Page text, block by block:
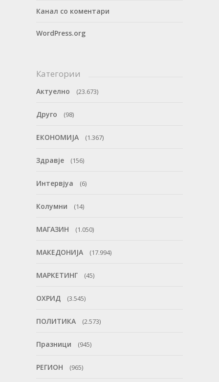
Канал со коментари
WordPress.org
Категории
Актуелно (23.673)
Друго (98)
ЕКОНОМИЈА (1.367)
Здравје (156)
Интервјуа (6)
Колумни (14)
МАГАЗИН (1.050)
МАКЕДОНИЈА (17.994)
МАРКЕТИНГ (45)
ОХРИД (3.545)
ПОЛИТИКА (2.573)
Празници (945)
РЕГИОН (965)